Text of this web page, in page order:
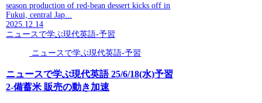
season production of red-bean dessert kicks off in
Fukui, central Jap...
2025.12.14
ニュースで学ぶ現代英語-予習
ニュースで学ぶ現代英語-予習
ニュースで学ぶ現代英語 25/6/18(水)予習
2-備蓄米 販売の動き加速